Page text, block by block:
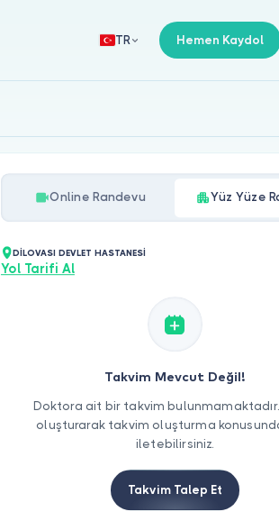
TR Hemen Kaydol
Online Randevu Yüz Yüze
DİLOVASI DEVLET HASTANESİ
Yol Tarifi Al
Takvim Mevcut Değil!
Doktora ait bir takvim
oluşturarak takvim oluşturma
iletebilirsiniz.
Takvim Talep Et